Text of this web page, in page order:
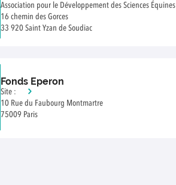
Association pour le Développement des Sciences Équines
16 chemin des Gorces
33 920 Saint Yzan de Soudiac
Fonds Eperon
Site :
10 Rue du Faubourg Montmartre
75009 Paris